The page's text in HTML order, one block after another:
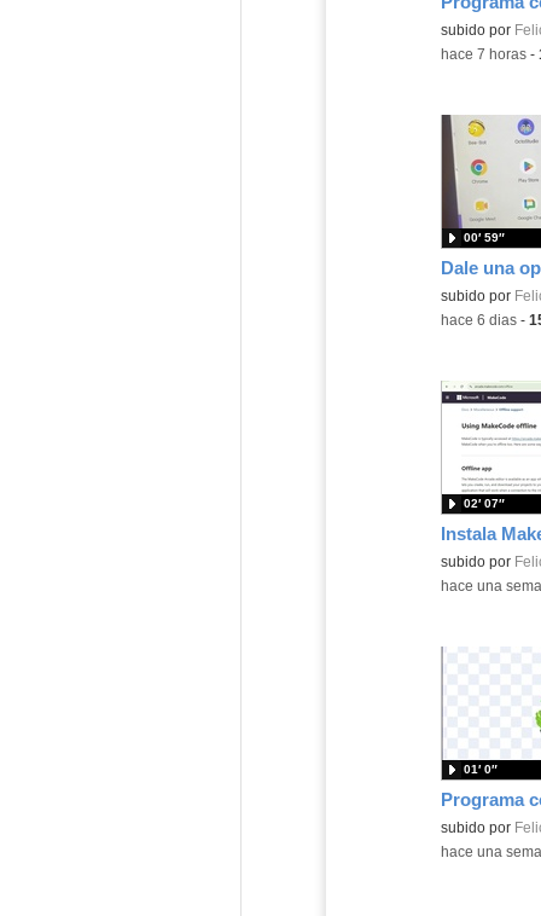
Contenido
subido por
-hace 7 horas-
Contenido
subido por
00′ 59″
-hace 6 dias-
Contenido
subido por
02′ 07″
-hace una
Contenido
subido por
01′ 0″
-hace una